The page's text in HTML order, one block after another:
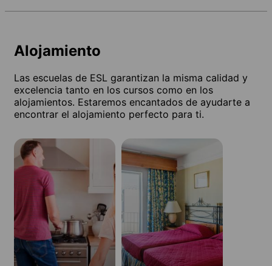
Alojamiento
Las escuelas de ESL garantizan la misma calidad y
excelencia tanto en los cursos como en los
alojamientos. Estaremos encantados de ayudarte a
encontrar el alojamiento perfecto para ti.